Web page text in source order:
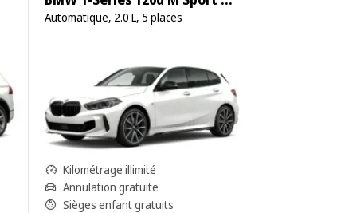
Automatique, 2.0 L, 5 places
Kilométrage illimité
Annulation gratuite
Sièges enfant gratuits